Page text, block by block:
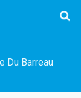
Du Barreau